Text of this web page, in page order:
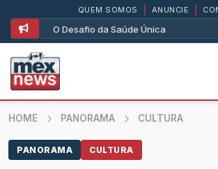
O Desafio da Saúde Única
QUEM SOMOS ANUNCIE
HOME PANORAMA CULTURA
PANORAMA CULTURA